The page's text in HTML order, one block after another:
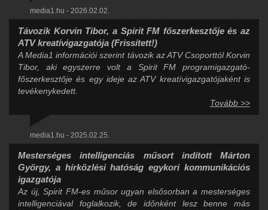
media1.hu - 2026.02.02.
Távozik Korvin Tibor, a Spirit FM főszerkesztője és az
ATV kreatívigazgatója (Frissített!)
A Media1 információi szerint távozik az ATV Csoporttól Korvin
Tibor, aki egyszerre volt a Spirit FM programigazgató-
főszerkesztője és egy ideje az ATV kreatívigazgatójaként is
tevékenykedett.
Tovább >>
media1.hu - 2025.02.25.
Mesterséges intelligenciás műsort indított Márton
György, a hírközlési hatóság egykori kommunikációs
igazgatója
Az új, Spirit FM-es műsor ugyan elsősorban a mesterséges
intelligenciával foglalkozik, de időnként lesz benne más